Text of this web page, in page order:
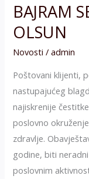
BAJRAM
OLSUN
Novosti /admin
Poštovani klijenti,
nastupajućeg
najiskrenije
poslovno
zdravlje.
godine, biti
poslovnim